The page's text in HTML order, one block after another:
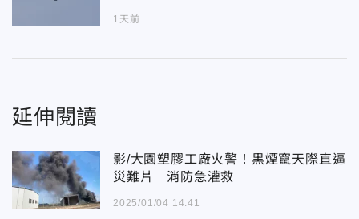
1天前
延伸閱讀
影/大園塑膠工廠火警！黑煙竄天際直逼
災難片 消防急灌救
2025/01/04 14:41